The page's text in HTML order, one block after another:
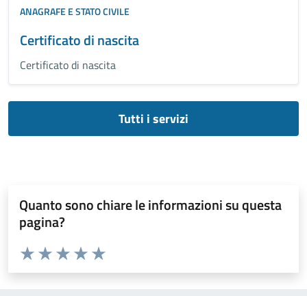
ANAGRAFE E STATO CIVILE
Certificato di nascita
Certificato di nascita
Tutti i servizi
Quanto sono chiare le informazioni su questa
pagina?
Valuta da 1 a 5 stelle la pagina
Valuta 5 stelle su 5
Valuta 4 stelle su 5
Valuta 3 stelle su 5
Valuta 2 stelle su 5
Valuta 1 stelle su 5